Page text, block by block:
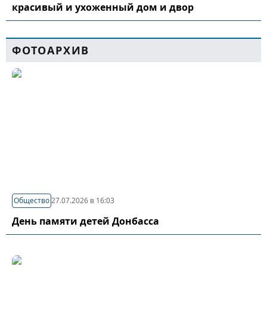
красивый и ухоженный дом и двор
ФОТОАРХИВ
Общество27.07.2026 в 16:03
День памяти детей Донбасса